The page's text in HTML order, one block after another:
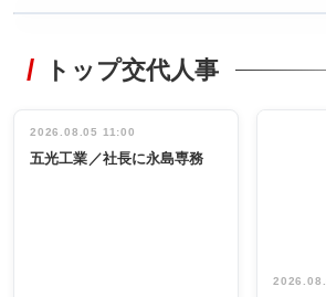
非鉄業界で
インタビュ
ー／社内ア
タックトレー
祝う 業界関
係者ら220人
出席
トップ交代人事
2026.08.05 11:00
五光工業／社長に永島専務